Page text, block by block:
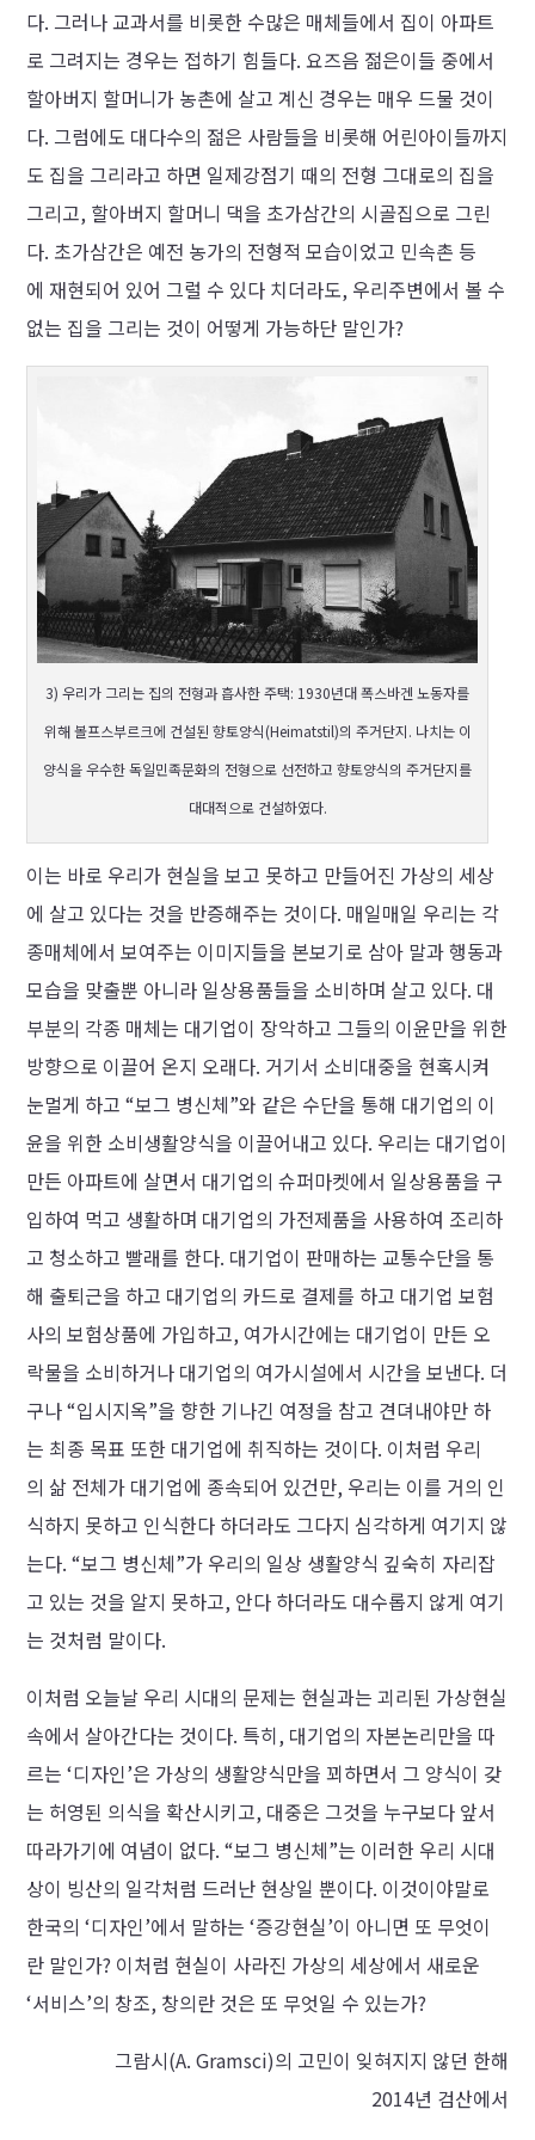
다. 그러나 교과서를 비롯한 수많은 매체들에서 집이 아파트
로 그려지는 경우는 접하기 힘들다. 요즈음 젊은이들 중에서
할아버지 할머니가 농촌에 살고 계신 경우는 매우 드물 것이
다. 그럼에도 대다수의 젊은 사람들을 비롯해 어린아이들까지
도 집을 그리라고 하면 일제강점기 때의 전형 그대로의 집을
그리고, 할아버지 할머니 댁을 초가삼간의 시골집으로 그린
다. 초가삼간은 예전 농가의 전형적 모습이었고 민속촌 등
에 재현되어 있어 그럴 수 있다 치더라도, 우리주변에서 볼 수
없는 집을 그리는 것이 어떻게 가능하단 말인가?
3) 우리가 그리는 집의 전형과 흡사한 주택: 1930년대 폭스바겐 노동자를
위해 볼프스부르크에 건설된 향토양식(Heimatstil)의 주거단지. 나치는 이
양식을 우수한 독일민족문화의 전형으로 선전하고 향토양식의 주거단지를
대대적으로 건설하였다.
이는 바로 우리가 현실을 보고 못하고 만들어진 가상의 세상
에 살고 있다는 것을 반증해주는 것이다. 매일매일 우리는 각
종매체에서 보여주는 이미지들을 본보기로 삼아 말과 행동과
모습을 맞출뿐 아니라 일상용품들을 소비하며 살고 있다. 대
부분의 각종 매체는 대기업이 장악하고 그들의 이윤만을 위한
방향으로 이끌어 온지 오래다. 거기서 소비대중을 현혹시켜
눈멀게 하고 “보그 병신체”와 같은 수단을 통해 대기업의 이
윤을 위한 소비생활양식을 이끌어내고 있다. 우리는 대기업이
만든 아파트에 살면서 대기업의 슈퍼마켓에서 일상용품을 구
입하여 먹고 생활하며 대기업의 가전제품을 사용하여 조리하
고 청소하고 빨래를 한다. 대기업이 판매하는 교통수단을 통
해 출퇴근을 하고 대기업의 카드로 결제를 하고 대기업 보험
사의 보험상품에 가입하고, 여가시간에는 대기업이 만든 오
락물을 소비하거나 대기업의 여가시설에서 시간을 보낸다. 더
구나 “입시지옥”을 향한 기나긴 여정을 참고 견뎌내야만 하
는 최종 목표 또한 대기업에 취직하는 것이다. 이처럼 우리
의 삶 전체가 대기업에 종속되어 있건만, 우리는 이를 거의 인
식하지 못하고 인식한다 하더라도 그다지 심각하게 여기지 않
는다. “보그 병신체”가 우리의 일상 생활양식 깊숙히 자리잡
고 있는 것을 알지 못하고, 안다 하더라도 대수롭지 않게 여기
는 것처럼 말이다.
이처럼 오늘날 우리 시대의 문제는 현실과는 괴리된 가상현실
속에서 살아간다는 것이다. 특히, 대기업의 자본논리만을 따
르는 ‘디자인’은 가상의 생활양식만을 꾀하면서 그 양식이 갖
는 허영된 의식을 확산시키고, 대중은 그것을 누구보다 앞서
따라가기에 여념이 없다. “보그 병신체”는 이러한 우리 시대
상이 빙산의 일각처럼 드러난 현상일 뿐이다. 이것이야말로
한국의 ‘디자인’에서 말하는 ‘증강현실’이 아니면 또 무엇이
란 말인가? 이처럼 현실이 사라진 가상의 세상에서 새로운
‘서비스’의 창조, 창의란 것은 또 무엇일 수 있는가?
그람시(A. Gramsci)의 고민이 잊혀지지 않던 한해
2014년 검산에서